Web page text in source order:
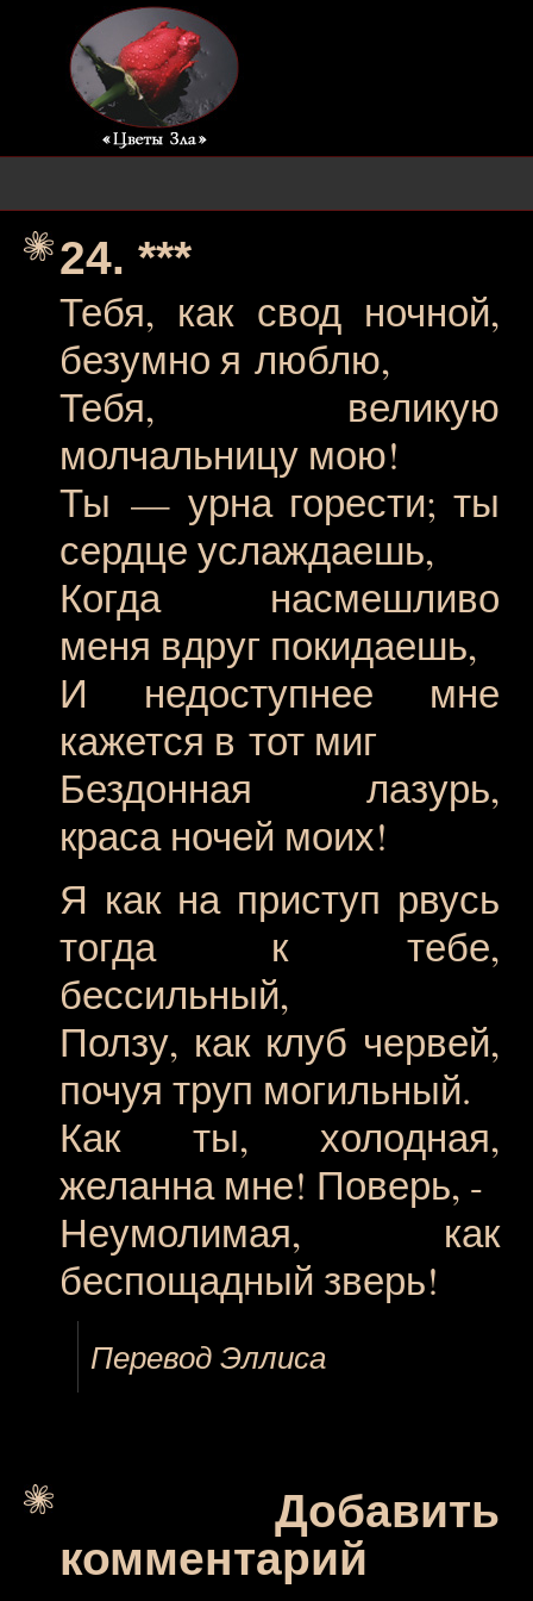
24. ***
Тебя, как свод ночной,
безумно я люблю,
Тебя, великую
молчальницу мою!
Ты — урна горести; ты
сердце услаждаешь,
Когда насмешливо
меня вдруг покидаешь,
И недоступнее мне
кажется в тот миг
Бездонная лазурь,
краса ночей моих!
Я как на приступ рвусь
тогда к тебе,
бессильный,
Ползу, как клуб червей,
почуя труп могильный.
Как ты, холодная,
желанна мне! Поверь, -
Неумолимая, как
беспощадный зверь!
Перевод Эллиса
Добавить
комментарий